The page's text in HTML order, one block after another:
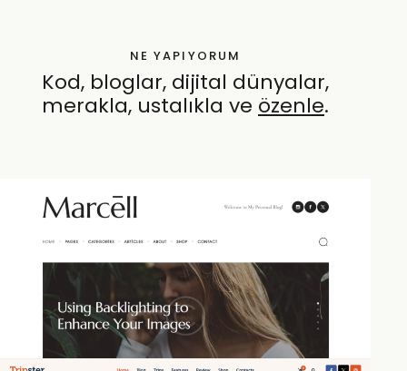
NE YAPIYORUM
Kod, bloglar, dijital dünyalar,
merakla, ustalıkla ve özenle.